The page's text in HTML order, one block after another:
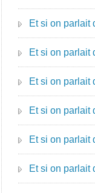
Et si on
Et si on parlait
Et si on parlait
Et si on
Et si on parlait
Et si on